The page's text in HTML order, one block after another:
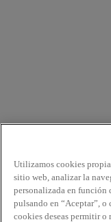
Utilizamos cookies
sitio web, analizar la
personalizada en función
pulsando en “Aceptar”, o
cookies deseas permitir o